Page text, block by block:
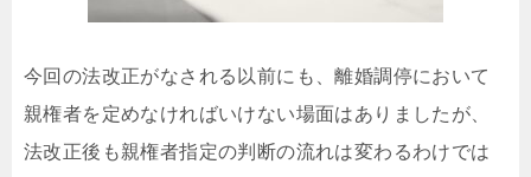
今回の法改正がなされる以前にも、離婚調停において
親権者を定めなければいけない場面はありましたが、
法改正後も親権者指定の判断の流れは変わるわけでは